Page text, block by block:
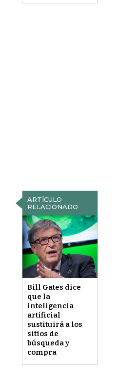
ARTÍCULO
RELACIONADO
Bill Gates dice
que la
inteligencia
artificial
sustituirá a los
sitios de
búsqueda y
compra